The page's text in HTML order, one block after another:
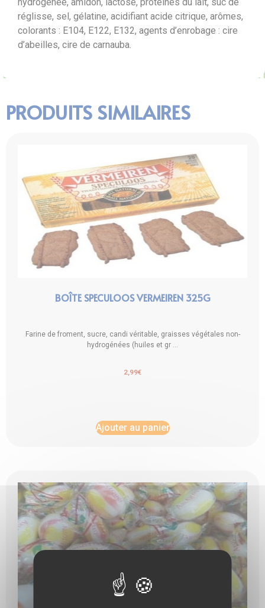
réglisse, sel, gélatine, acidifiant acide citrique, arômes,
colorants : E104, E122, E132, agents d’enrobage : cire
d’abeilles, cire de carnauba.
PRODUITS SIMILAIRES
BOÎTE SPECULOOS VERMEIREN 325G
Farine de froment, sucre, candi véritable, graisses végétales non-
hydrogénées (huiles et gr ...
2,99€
Ajouter au panier